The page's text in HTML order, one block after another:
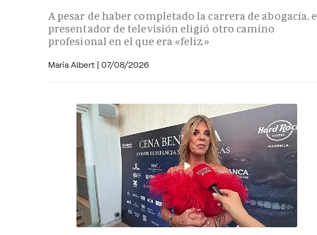
A pesar de haber completado la carrera de abogacía,
presentador de televisión eligió otro camino
profesional en el que era «feliz»
María Albert | 07/08/2026